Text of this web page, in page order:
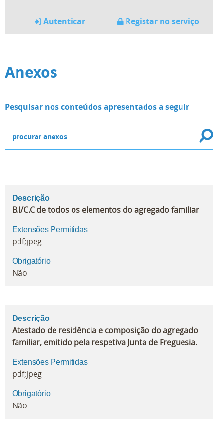
Autenticar Registar no serviço
Anexos
Pesquisar nos conteúdos apresentados a seguir
Descrição
B.I/C.C de todos os elementos do agregado familiar
Extensões Permitidas
pdf;jpeg
Obrigatório
Não
Descrição
Atestado de residência e composição do agregado
familiar, emitido pela respetiva Junta de Freguesia.
Extensões Permitidas
pdf;jpeg
Obrigatório
Não